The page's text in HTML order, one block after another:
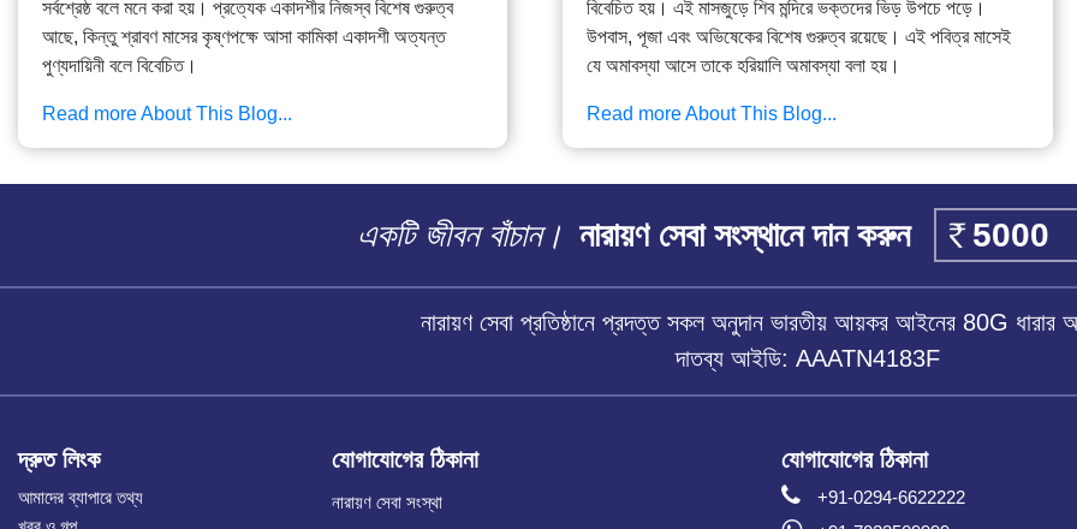
সর্বশ্রেষ্ঠ বলে মনে করা হয়। প্রত্যেক একাদশীর নিজস্ব বিশেষ গুরুত্ব
আছে, কিন্তু শ্রাবণ মাসের কৃষ্ণপক্ষে আসা কামিকা একাদশী অত্যন্ত
পুণ্যদায়িনী বলে বিবেচিত।
Read more About This Blog...
বিবেচিত হয়। এই মাসজুড়ে শিব মন্দিরে ভক্তদের ভিড় উপচে পড়ে।
উপবাস, পূজা এবং অভিষেকের বিশেষ গুরুত্ব রয়েছে। এই পবিত্র মাসেই
যে অমাবস্যা আসে তাকে হরিয়ালি অমাবস্যা বলা হয়।
Read more About This Blog...
একটি জীবন বাঁচান। নারায়ণ সেবা সংস্থানে দান করুন
নারায়ণ সেবা প্রতিষ্ঠানে প্রদত্ত সকল অনুদান ভারতীয় আয়কর আইনের 80G ধারার
দাতব্য আইডি: AAATN4183F
দ্রুত লিংক
আমাদের ব্যাপারে তথ্য
যোগাযোগের ঠিকানা
নারায়ণ সেবা সংস্থা
যোগাযোগের ঠিকানা
+91-0294-6622222